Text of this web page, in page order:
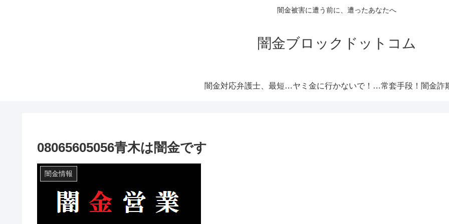
闇金被害に遭う前に、遭ったあなたへ
闇金ブロックドットコム
闇金対応弁護士、最短即日解決！ ヤミ金に行かないで！厳選オススメ消費者金融
08065605056青木は闇金です
闇金情報